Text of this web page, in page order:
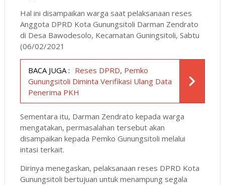
Hal ini disampaikan warga saat pelaksanaan reses
Anggota DPRD Kota Gunungsitoli Darman Zendrato
di Desa Bawodesolo, Kecamatan Guningsitoli, Sabtu
(06/02/2021
BACA JUGA : Reses DPRD, Pemko
Gunungsitoli Diminta Verifikasi Ulang Data
Penerima PKH
Sementara itu, Darman Zendrato kepada warga
mengatakan, permasalahan tersebut akan
disampaikan kepada Pemko Gunungsitoli melalui
intasi terkait.
Dirinya menegaskan, pelaksanaan reses DPRD Kota
Gunungsitoli bertujuan untuk menampung segala